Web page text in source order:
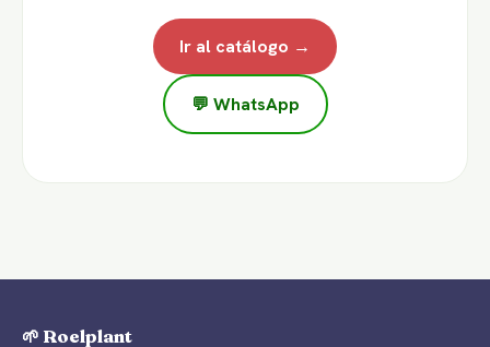
Ir al catálogo →
💬 WhatsApp
🌱 Roelplant